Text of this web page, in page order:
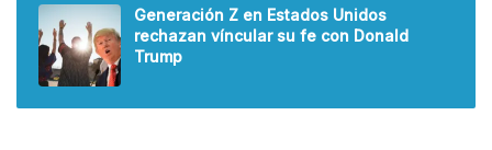
Generación Z en Estados Unidos
rechazan víncular su fe con Donald
Trump